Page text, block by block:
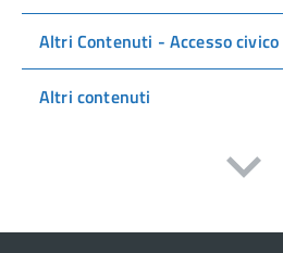
Altri Contenuti - Accesso civico
Altri contenuti